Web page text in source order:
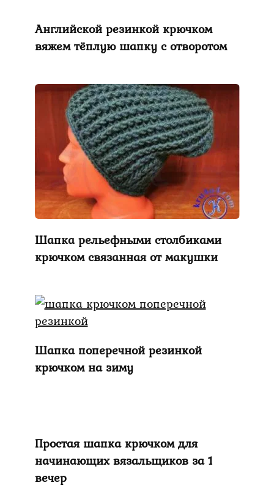
Английской резинкой крючком
вяжем тёплую шапку с отворотом
Шапка рельефными столбиками
крючком связанная от макушки
Шапка поперечной резинкой
крючком на зиму
Простая шапка крючком для
начинающих вязальщиков за 1
вечер